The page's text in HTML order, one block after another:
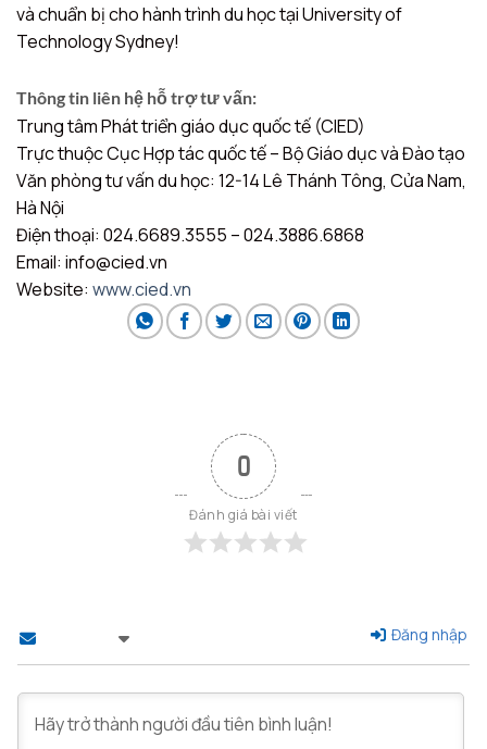
và chuẩn bị cho hành trình du học tại University of
Technology Sydney!
Thông tin liên hệ hỗ trợ tư vấn:
Trung tâm Phát triển giáo dục quốc tế (CIED)
Trực thuộc Cục Hợp tác quốc tế – Bộ Giáo dục và Đào tạo
Văn phòng tư vấn du học: 12-14 Lê Thánh Tông, Cửa Nam,
Hà Nội
Điện thoại: 024.6689.3555 – 024.3886.6868
Email: info@cied.vn
Website: www.cied.vn
0
Đánh giá bài viết
Đăng nhập